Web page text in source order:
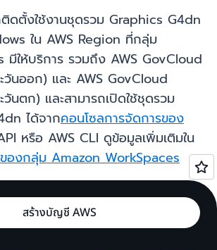
ดตั้งใช้งานชุดรวม Graphics G4dn
ใน AWS Region ที่กลุ่ม
มีให้บริการ รวมถึง AWS GovCloud
นออก) และ AWS GovCloud
นตก) และสามารถเปิดใช้ชุดรวม
ได้จากคอนโซลการจัดการของ
หรือ AWS CLI ดูข้อมูลเพิ่มเติมใน
องกลุ่ม Amazon WorkSpaces
สร้างบัญชี AWS